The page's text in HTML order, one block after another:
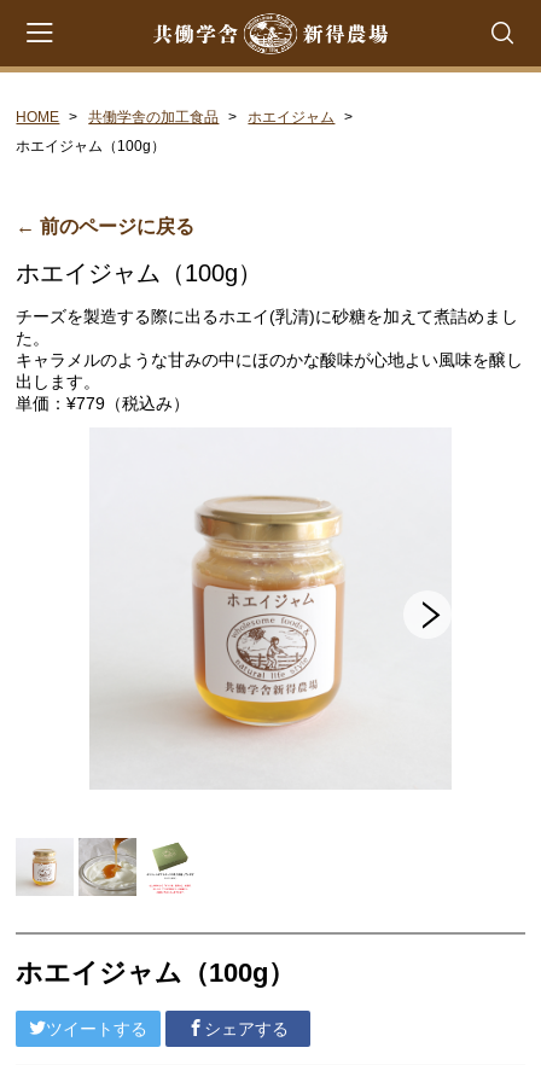
シントコ
笹ゆき
フロマージュ・ブラン
共働学舎のぶどうジュース
肉加工製品(寧楽共働学舎製)
共働学舎のお豆
販売期間外の商品(共働学舎製品)
仲間たちのチーズ
HOME 共働学舎の加工食品
ホエイジャム
ホエイジャム（100g）
← 前のページに戻る
ホエイジャム（100g）
チーズを製造する際に出るホエイ(乳清)に砂糖を加えて煮詰めまし
た。
キャラメルのような甘みの中にほのかな酸味が心地よい風味を醸し
出します。
単価：¥779（税込み）
ホエイジャム（100g）
ツイートする シェアする